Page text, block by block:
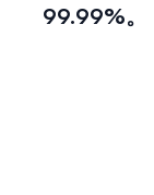
99.99%。